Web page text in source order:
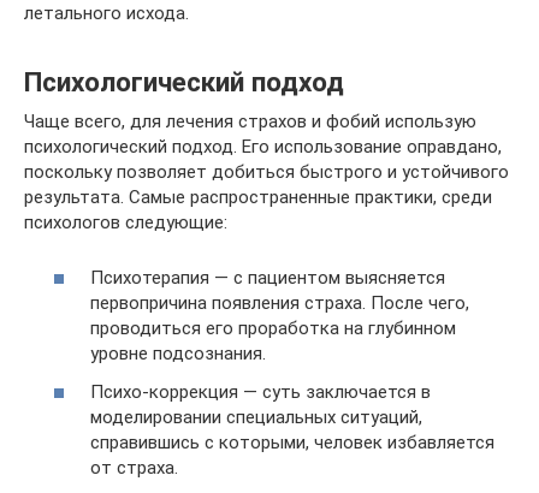
летального исхода.
Психологический подход
Чаще всего, для лечения страхов и фобий использую
психологический подход. Его использование оправдано,
поскольку позволяет добиться быстрого и устойчивого
результата. Самые распространенные практики, среди
психологов следующие:
Психотерапия — с пациентом выясняется
первопричина появления страха. После чего,
проводиться его проработка на глубинном
уровне подсознания.
Психо-коррекция — суть заключается в
моделировании специальных ситуаций,
справившись с которыми, человек избавляется
от страха.